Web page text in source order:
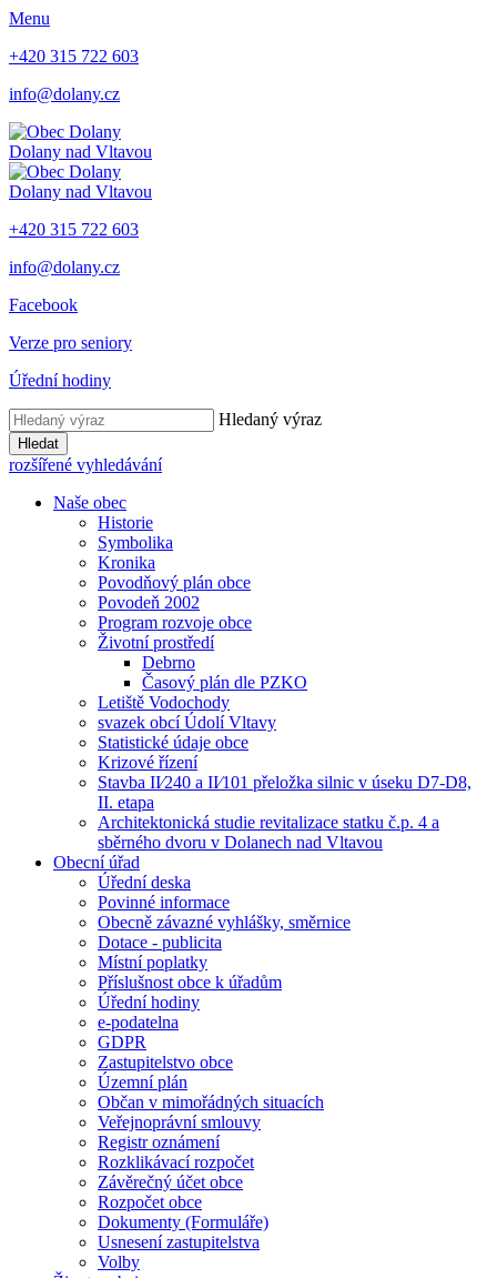
Menu
+420 315 722 603
info@dolany.cz
Dolany nad Vltavou
Dolany nad Vltavou
+420 315 722 603
info@dolany.cz
Facebook
Verze pro seniory
Úřední hodiny
Hledaný výraz
Hledat
rozšířené vyhledávání
Naše obec
Historie
Symbolika
Kronika
Povodňový plán obce
Povodeň 2002
Program rozvoje obce
Životní prostředí
Debrno
Časový plán dle PZKO
Letiště Vodochody
svazek obcí Údolí Vltavy
Statistické údaje obce
Krizové řízení
Stavba II⁄240 a II⁄101 přeložka silnic v úseku D7-D8,
II. etapa
Architektonická studie revitalizace statku č.p. 4 a
sběrného dvoru v Dolanech nad Vltavou
Obecní úřad
Úřední deska
Povinné informace
Obecně závazné vyhlášky, směrnice
Dotace - publicita
Místní poplatky
Příslušnost obce k úřadům
Úřední hodiny
e-podatelna
GDPR
Zastupitelstvo obce
Územní plán
Občan v mimořádných situacích
Veřejnoprávní smlouvy
Registr oznámení
Rozklikávací rozpočet
Závěrečný účet obce
Rozpočet obce
Dokumenty (Formuláře)
Usnesení zastupitelstva
Volby